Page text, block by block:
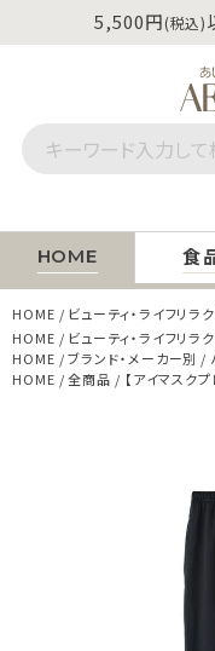
5,500円(税込)
HOME 食
HOME ビューティ・ライフリラ
HOME
ビューティ・ライフリラ
HOME
ブランド・メーカー別
HOME
全商品 【アイマスク